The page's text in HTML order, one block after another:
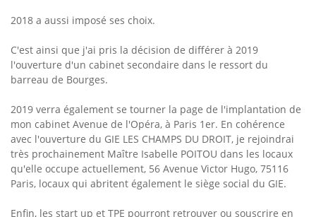
2018 a aussi imposé ses choix.
C'est ainsi que j'ai pris la décision de différer à 2019
l'ouverture d'un cabinet secondaire dans le ressort du
barreau de Bourges.
2019 verra également se tourner la page de l'implantation de
mon cabinet Avenue de l'Opéra, à Paris 1er. En cohérence
avec l'ouverture du GIE LES CHAMPS DU DROIT, je rejoindrai
très prochainement Maître Isabelle POITOU dans les locaux
qu'elle occupe actuellement, 56 Avenue Victor Hugo, 75116
Paris, locaux qui abritent également le siège social du GIE.
Enfin, les start up et TPE pourront retrouver ou souscrire en